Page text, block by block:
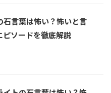
石言葉は怖い？怖いと言
ピソードを徹底解説